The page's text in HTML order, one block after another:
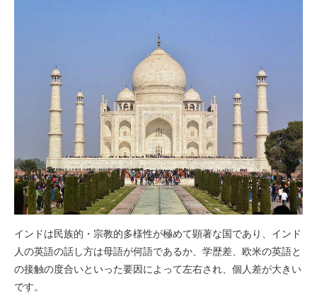
インドは民族的・宗教的多様性が極めて顕著な国であり、インド
人の英語の話し方は母語が何語であるか、学歴差、欧米の英語と
の接触の度合いといった要因によって左右され、個人差が大きい
です。